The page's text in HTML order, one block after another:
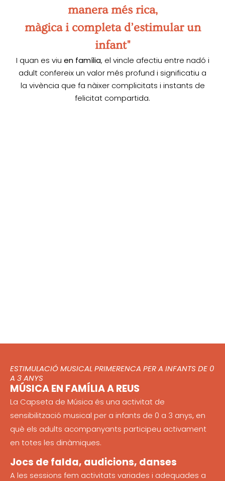
manera més rica,
màgica i completa d’estimular un
infant"
I quan es viu en família, el vincle afectiu entre nadó i
adult confereix un valor més profund i significatiu a
la vivència que fa nàixer complicitats i instants de
felicitat compartida.
ESTIMULACIÓ MUSICAL PRIMERENCA PER A INFANTS DE 0
A 3 ANYS
MÚSICA EN FAMÍLIA A REUS
La Capseta de Música és una activitat de
sensibilització musical per a infants de 0 a 3 anys, en
què els adults acompanyants participeu activament
en totes les dinàmiques.
Jocs de falda, audicions, danses
A les sessions fem activitats variades i adequades a